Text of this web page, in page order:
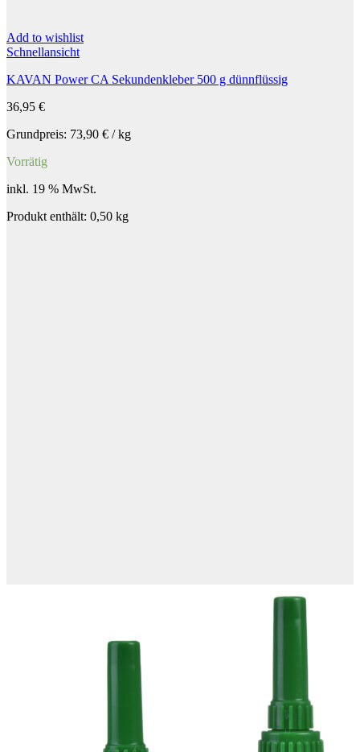
Add to wishlist
Schnellansicht
KAVAN Power CA Sekundenkleber 500 g dünnflüssig
36,95 €
Grundpreis: 73,90 € /kg
Vorrätig
inkl. 19 % MwSt.
Produkt enthält: 0,50 kg